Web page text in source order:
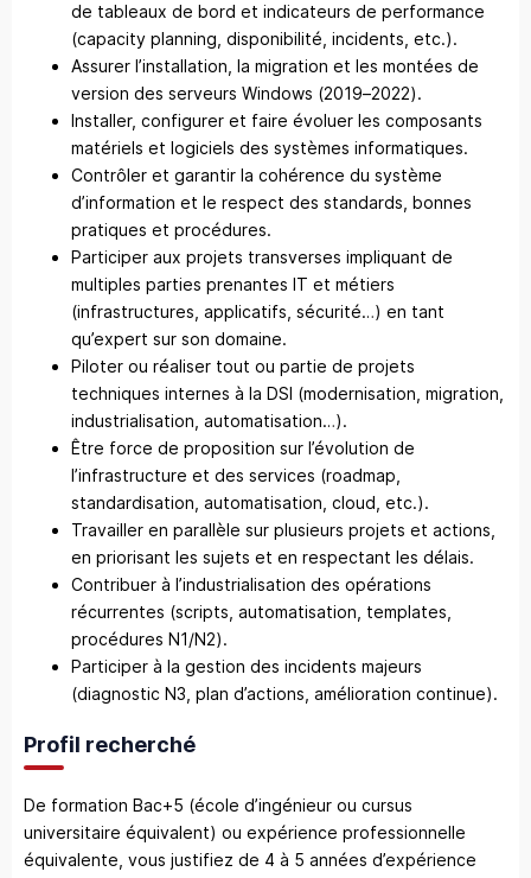
de tableaux de bord et indicateurs de performance
(capacity planning, disponibilité, incidents, etc.).
Assurer l’installation, la migration et les montées de
version des serveurs Windows (2019–2022).
Installer, configurer et faire évoluer les composants
matériels et logiciels des systèmes informatiques.
Contrôler et garantir la cohérence du système
d’information et le respect des standards, bonnes
pratiques et procédures.
Participer aux projets transverses impliquant de
multiples parties prenantes IT et métiers
(infrastructures, applicatifs, sécurité…) en tant
qu’expert sur son domaine.
Piloter ou réaliser tout ou partie de projets
techniques internes à la DSI (modernisation, migration,
industrialisation, automatisation…).
Être force de proposition sur l’évolution de
l’infrastructure et des services (roadmap,
standardisation, automatisation, cloud, etc.).
Travailler en parallèle sur plusieurs projets et actions,
en priorisant les sujets et en respectant les délais.
Contribuer à l’industrialisation des opérations
récurrentes (scripts, automatisation, templates,
procédures N1/N2).
Participer à la gestion des incidents majeurs
(diagnostic N3, plan d’actions, amélioration continue).
Profil recherché
De formation Bac+5 (école d’ingénieur ou cursus
universitaire équivalent) ou expérience professionnelle
équivalente, vous justifiez de 4 à 5 années d’expérience